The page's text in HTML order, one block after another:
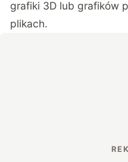
grafiki 3D lub grafików
plikach.